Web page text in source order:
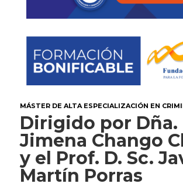
MÁSTER DE ALTA ESPECIALIZACIÓN EN
Dirigido por Dña.
Jimena Chango
y el Prof. D. Sc.
Martín Porras